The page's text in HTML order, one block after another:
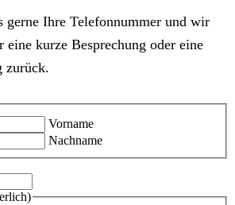
gerne Ihre Telefonnummer und wir
eine kurze Besprechung oder eine
zurück.
Vorname
Nachname